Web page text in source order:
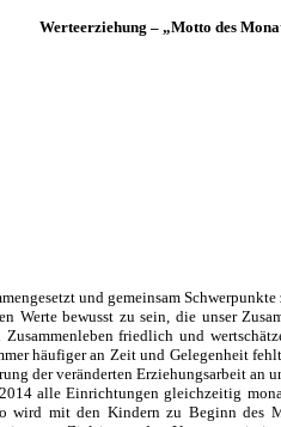
Werteerziehung – „Motto des
und gemeinsam
Werte bewusst zu sein, die unser
friedlich und
häufiger an Zeit und Gelegenheit
der veränderten Erziehungsarbeit an
alle Einrichtungen gleichzeitig
wird mit den Kindern zu Beginn des